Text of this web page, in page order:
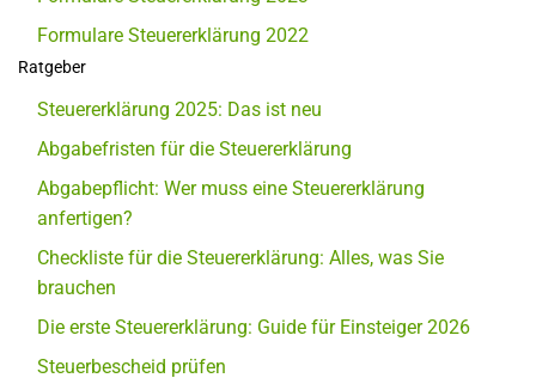
Formulare Steuererklärung 2022
Ratgeber
Steuererklärung 2025: Das ist neu
Abgabefristen für die Steuererklärung
Abgabepflicht: Wer muss eine Steuererklärung
anfertigen?
Checkliste für die Steuererklärung: Alles, was Sie
brauchen
Die erste Steuererklärung: Guide für Einsteiger 2026
Steuerbescheid prüfen